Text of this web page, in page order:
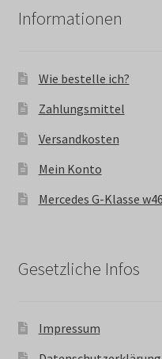
Informationen
Wie bestelle ich?
Zahlungsmittel
Versandkosten
Mein Konto
Mercedes G-Klasse
Gesetzliche Infos
Impressum